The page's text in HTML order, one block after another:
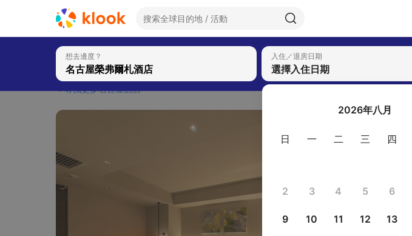
想去邊度？ 入住／退房日期
選擇入住日期
2026年八月
日 一 二 三 四
2 3 4 5 6
9 10 11 12 13
尋找更多名古屋酒店